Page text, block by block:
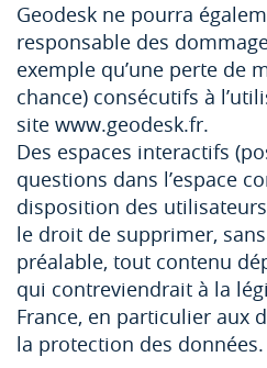
Geodesk ne pourra
responsable des
exemple qu’une perte de
chance) consécutifs à
site www.geodesk.fr.
Des espaces interactifs
questions dans l’espace
disposition des
le droit de supprimer,
préalable, tout contenu
qui contreviendrait à la
France, en particulier aux
la protection des données.